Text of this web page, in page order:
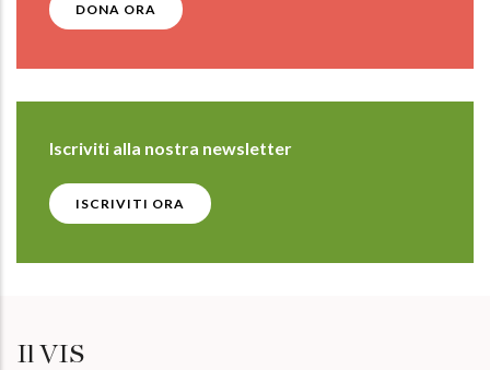
DONA ORA
Iscriviti alla nostra newsletter
ISCRIVITI ORA
Il VIS